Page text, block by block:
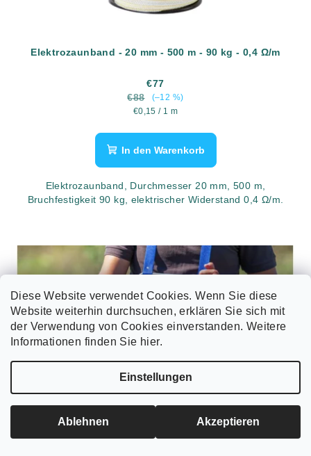
Diese Website verwendet Cookies. Wenn Sie diese
Website weiterhin durchsuchen, erklären Sie sich mit
der Verwendung von Cookies einverstanden. Weitere
Informationen finden Sie hier.
Einstellungen
Ablehnen Akzeptieren
Elektrozaunband - 20 mm - 500 m - 90 kg - 0,4 Ω/m
€77
€88
(–12 %)
Verkaufspreis:
€0,15 / 1 m
In den Warenkorb
Elektrozaunband, Durchmesser 20 mm, 500 m,
Bruchfestigkeit 90 kg, elektrischer Widerstand 0,4 Ω/m.